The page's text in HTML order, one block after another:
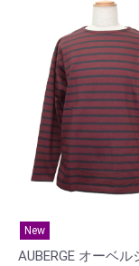
New
AUBERGE オーベル